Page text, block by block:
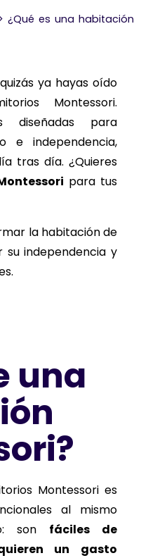
¿Qué es una habitación
ya hayas oído
Montessori.
diseñadas para
e independencia,
tras día. ¿Quieres
para tus
la habitación de
independencia y
una
Montessori es
al mismo
son fáciles de
un gasto